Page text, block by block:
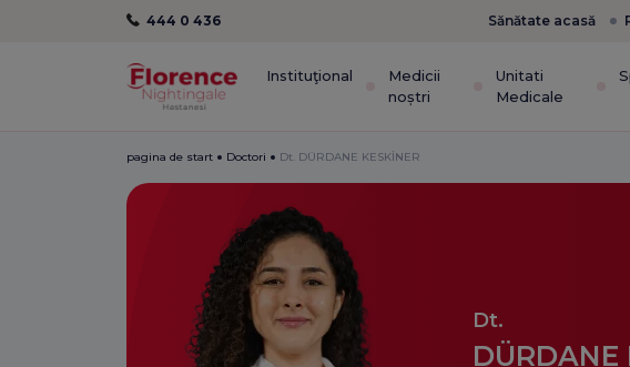
444 0 436 Sănătate acasă
Instituţional
Medicii
noștri
Unitati
Medicale
pagina de start Doctori Dt. DÜRDANE KESKİNER
Dt.
DÜRDANE